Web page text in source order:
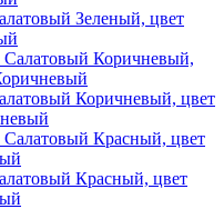
Зеленый, цвет
Коричневый, цвет
Красный, цвет